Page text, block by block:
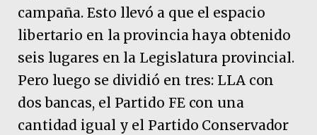
campaña. Esto llevó a que el espacio
libertario en la provincia haya obtenido
seis lugares en la Legislatura provincial.
Pero luego se dividió en tres: LLA con
dos bancas, el Partido FE con una
cantidad igual y el Partido Conservador